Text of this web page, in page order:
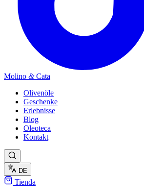
Molino &Cata
Olivenöle
Geschenke
Erlebnisse
Blog
Oleoteca
Kontakt
DE
Tienda